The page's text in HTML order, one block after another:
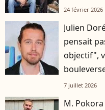
24 février 2026
Julien
pensait
objectif",
7 juillet 2026
M.